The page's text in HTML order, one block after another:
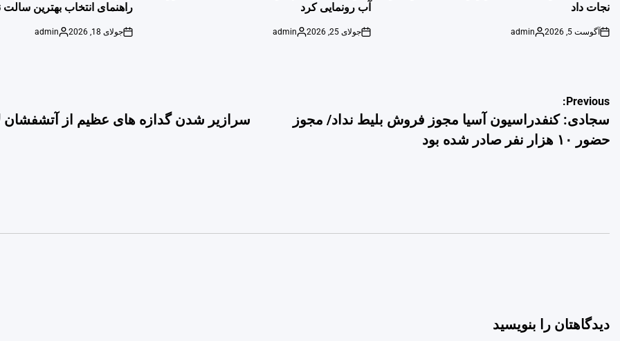
نجات داد
on
آگوست 5, 2026
Posted
admin
آب رونمایی کرد
on
جولای 25, 2026
Posted
admin
راهنمای انتخاب بهترین سالت
on
جولای 18, 2026
Posted
admin
راهبری
نوشته
Previous:
سجادی: کنفدراسیون آسیا مجوز فروش بلیط نداد/ مجوز
حضور ۱۰ هزار نفر صادر شده بود
سرازیر شدن گدازه های عظیم از آتشفشان لا
دیدگاهتان را بنویسید